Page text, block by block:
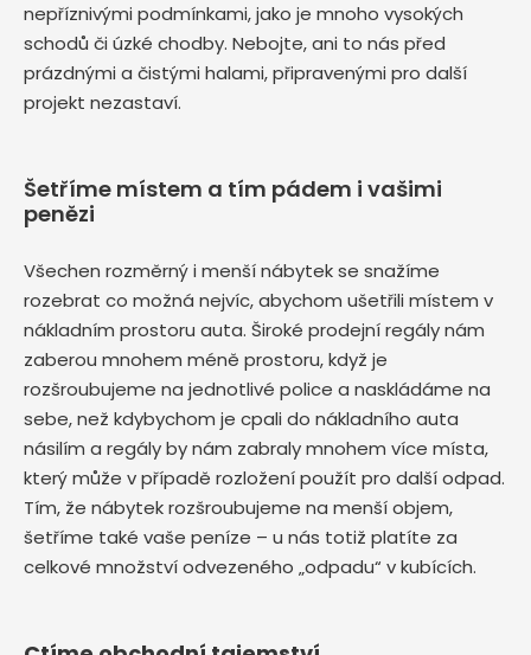
nepříznivými podmínkami, jako je mnoho vysokých
schodů či úzké chodby. Nebojte, ani to nás před
prázdnými a čistými halami, připravenými pro další
projekt nezastaví.
Šetříme místem a tím pádem i vašimi
penězi
Všechen rozměrný i menší nábytek se snažíme
rozebrat co možná nejvíc, abychom ušetřili místem v
nákladním prostoru auta. Široké prodejní regály nám
zaberou mnohem méně prostoru, když je
rozšroubujeme na jednotlivé police a naskládáme na
sebe, než kdybychom je cpali do nákladního auta
násilím a regály by nám zabraly mnohem více místa,
který může v případě rozložení použít pro další odpad.
Tím, že nábytek rozšroubujeme na menší objem,
šetříme také vaše peníze – u nás totiž platíte za
celkové množství odvezeného „odpadu“ v kubících.